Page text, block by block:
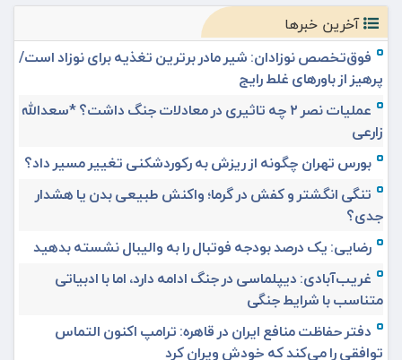
آخرین خبرها
فوق‌تخصص نوزادان: شیر مادر برترین تغذیه برای نوزاد است/
پرهیز از باورهای غلط رایج
عملیات نصر ۲ چه تاثیری در معادلات جنگ داشت؟ *سعدالله
زارعی
بورس تهران چگونه از ریزش به رکوردشکنی تغییر مسیر داد؟
تنگی انگشتر و کفش در گرما؛ واکنش طبیعی بدن یا هشدار
جدی؟
رضایی: یک درصد بودجه فوتبال را به والیبال نشسته بدهید
غریب‌آبادی: دیپلماسی در جنگ ادامه دارد، اما با ادبیاتی
متناسب با شرایط جنگی
دفتر حفاظت منافع ایران در قاهره: ترامپ اکنون التماس
توافقی را می‌کند که خودش ویران کرد